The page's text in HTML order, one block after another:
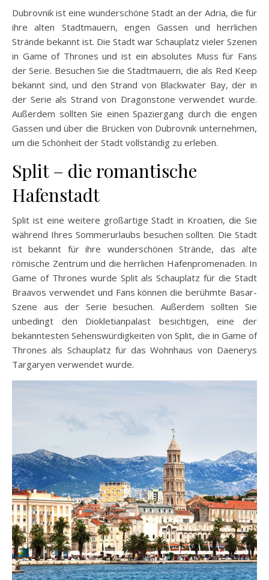
Dubrovnik ist eine wunderschöne Stadt an der Adria, die für
ihre alten Stadtmauern, engen Gassen und herrlichen
Strände bekannt ist. Die Stadt war Schauplatz vieler Szenen
in Game of Thrones und ist ein absolutes Muss für Fans
der Serie. Besuchen Sie die Stadtmauern, die als Red Keep
bekannt sind, und den Strand von Blackwater Bay, der in
der Serie als Strand von Dragonstone verwendet wurde.
Außerdem sollten Sie einen Spaziergang durch die engen
Gassen und über die Brücken von Dubrovnik unternehmen,
um die Schönheit der Stadt vollständig zu erleben.
Split – die romantische
Hafenstadt
Split ist eine weitere großartige Stadt in Kroatien, die Sie
während Ihres Sommerurlaubs besuchen sollten. Die Stadt
ist bekannt für ihre wunderschönen Strände, das alte
römische Zentrum und die herrlichen Hafenpromenaden. In
Game of Thrones wurde Split als Schauplatz für die Stadt
Braavos verwendet und Fans können die berühmte Basar-
Szene aus der Serie besuchen. Außerdem sollten Sie
unbedingt den Diokletianpalast besichtigen, eine der
bekanntesten Sehenswürdigkeiten von Split, die in Game of
Thrones als Schauplatz für das Wohnhaus von Daenerys
Targaryen verwendet wurde.